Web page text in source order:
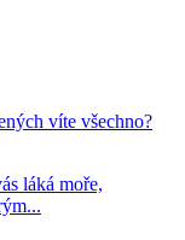
víte všechno?
láká moře,